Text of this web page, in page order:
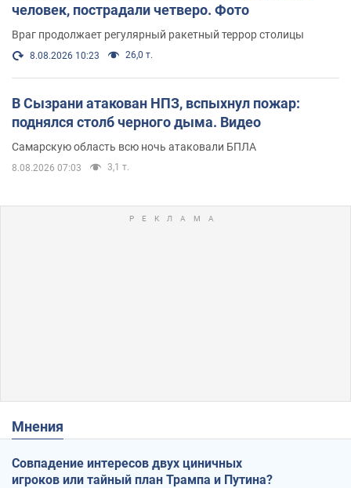
человек, пострадали четверо. Фото
Враг продолжает регулярный ракетный террор столицы
8.08.2026 10:23 26,0 т.
В Сызрани атакован НПЗ, вспыхнул пожар:
поднялся столб черного дыма. Видео
Самарскую область всю ночь атаковали БПЛА
8.08.2026 07:03 3,1 т.
Мнения
Совпадение интересов двух циничных
игроков или тайный план Трампа и Путина?